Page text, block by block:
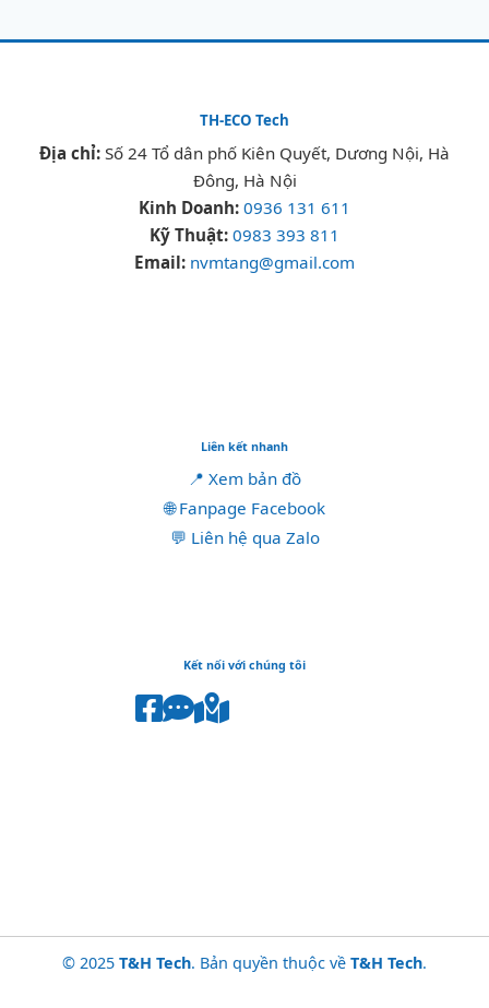
TH-ECO Tech
Địa chỉ: Số 24 Tổ dân phố Kiên Quyết, Dương Nội, Hà
Đông, Hà Nội
Kinh Doanh: 0936 131 611
Kỹ Thuật: 0983 393 811
Email: nvmtang@gmail.com
Liên kết nhanh
📍 Xem bản đồ
🌐 Fanpage Facebook
💬 Liên hệ qua Zalo
Kết nối với chúng tôi
© 2025 T&H Tech. Bản quyền thuộc về T&H Tech.